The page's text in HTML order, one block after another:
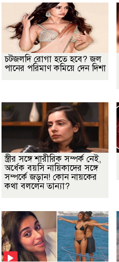
চটজলদি রোগা হতে হবে? জল
পানের পরিমাণ কমিয়ে দেন দিশা
স্ত্রীর সঙ্গে শারীরিক সম্পর্ক নেই,
অর্ধেক বয়সি নায়িকাদের সঙ্গে
সম্পর্কে জড়ান! কোন নায়কের
কথা বললেন তান্যা?